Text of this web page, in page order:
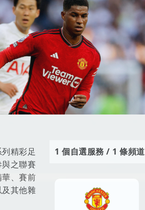
精彩足
之聯賽
、賽前
其他雜
1 個自選服務 / 1 條頻道